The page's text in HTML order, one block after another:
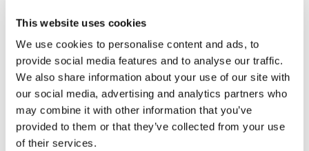
This website uses cookies
We use cookies to personalise content and ads, to
provide social media features and to analyse our traffic.
We also share information about your use of our site with
our social media, advertising and analytics partners who
may combine it with other information that you’ve
provided to them or that they’ve collected from your use
of their services.
öka antalet död ved och lämna bredare
strandkappor vid vattendragen. Metsä
Group planerar förbränning av skog
enligt Metsä Group Plus modellen för
att öka mångfalden i Söderlångvik
gårds skogar.